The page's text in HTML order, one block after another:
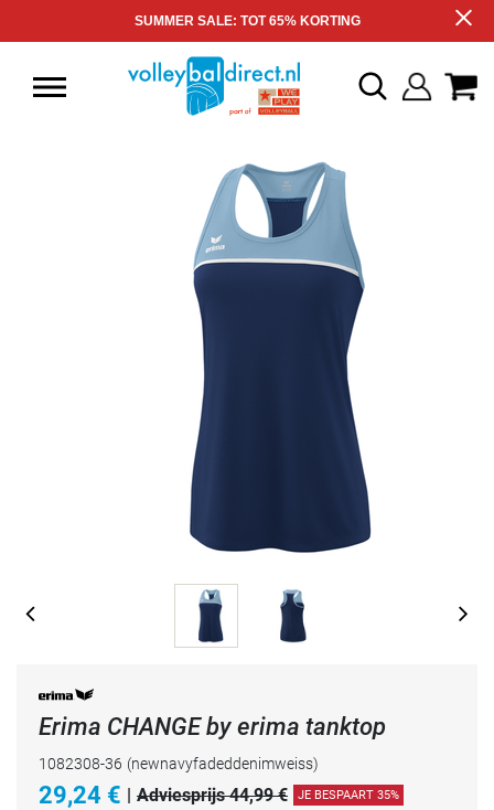
SUMMER SALE: TOT 65% KORTING
Erima CHANGE by erima tanktop
1082308-36 (newnavyfadeddenimweiss)
29,24 € | Adviesprijs 44,99 € JE BESPAART 35%